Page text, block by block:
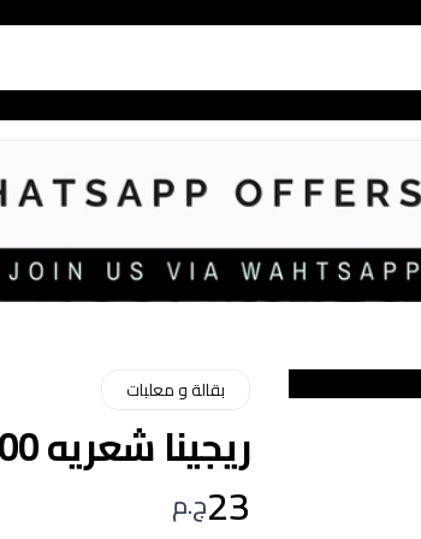
بقالة و معلبات
ريجينا شعريه 400 جم
23ج.م